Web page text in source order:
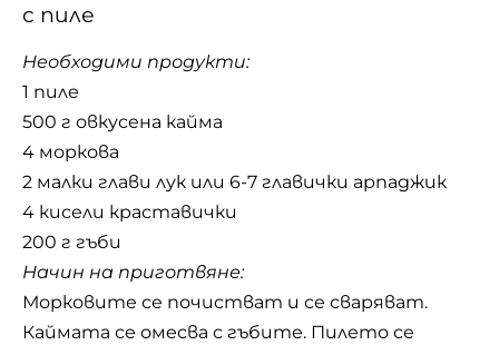
с пиле
Необходими продукти:
1 пиле
500 г овкусена кайма
4 моркова
2 малки глави лук или 6-7 главички арпаджик
4 кисели краставички
200 г гъби
Начин на приготвяне:
Морковите се почистват и се сваряват.
Каймата се омесва с гъбите. Пилето се